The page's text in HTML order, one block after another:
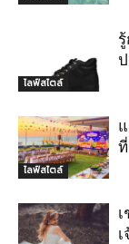
ไลฟ์สไตล์
ไลฟ์สไตล์